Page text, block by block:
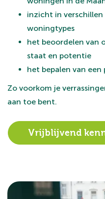
inzicht in
woningtypes
het beoordelen van
staat en potentie
het bepalen van
Zo voorkom je
aan toe bent.
Vrijblijvend